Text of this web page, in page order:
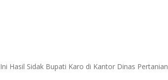
Ini Hasil Sidak Bupati Karo di Kantor Dinas Pertanian